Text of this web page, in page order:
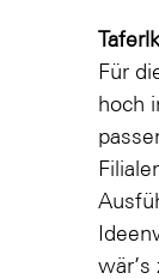
Für
hoch